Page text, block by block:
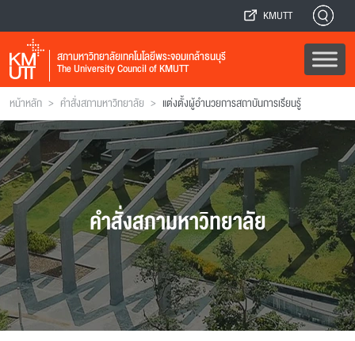
KMUTT
สภามหาวิทยาลัยเทคโนโลยีพระจอมเกล้าธนบุรี
The University Council of KMUTT
หน้าหลัก > คำสั่งสภามหาวิทยาลัย > แต่งตั้งผู้อํานวยการสถาบันการเรียนรู้
คำสั่งสภามหาวิทยาลัย